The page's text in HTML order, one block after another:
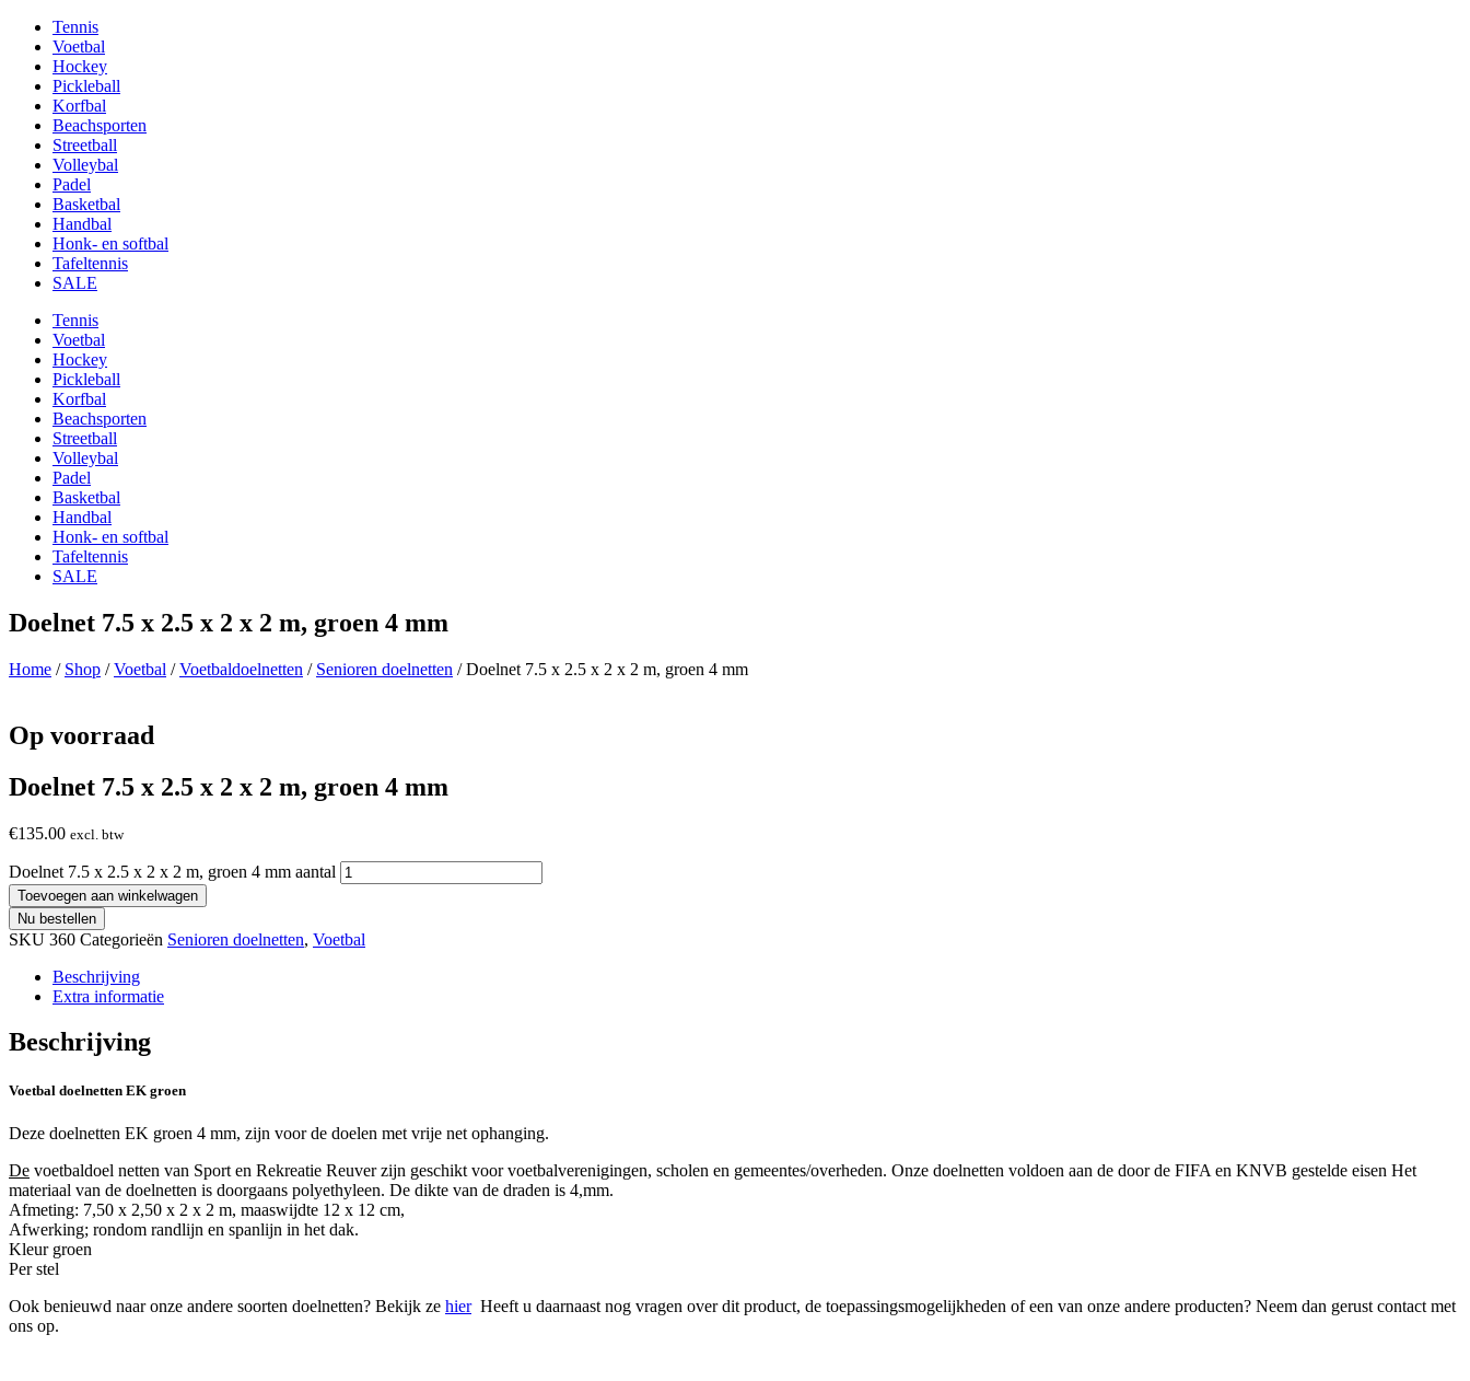
Tennis
Voetbal
Hockey
Pickleball
Korfbal
Beachsporten
Streetball
Volleybal
Padel
Basketbal
Handbal
Honk- en softbal
Tafeltennis
SALE
Tennis
Voetbal
Hockey
Pickleball
Korfbal
Beachsporten
Streetball
Volleybal
Padel
Basketbal
Handbal
Honk- en softbal
Tafeltennis
SALE
Doelnet 7.5 x 2.5 x 2 x 2 m, groen 4 mm
Home / Shop /Voetbal /Voetbaldoelnetten / Senioren doelnetten / Doelnet 7.5 x 2.5 x 2 x 2 m, groen 4 mm
Op voorraad
Doelnet 7.5 x 2.5 x 2 x 2 m, groen 4 mm
€135.00 excl. btw
Doelnet 7.5 x 2.5 x 2 x 2 m, groen 4 mm aantal
Toevoegen aan winkelwagen
Nu bestellen
SKU 360 Categorieën Senioren doelnetten, Voetbal
Beschrijving
Extra informatie
Beschrijving
Voetbal doelnetten EK groen
Deze doelnetten EK groen 4 mm, zijn voor de doelen met vrije net ophanging.
De voetbaldoel netten van Sport en Rekreatie Reuver zijn geschikt voor voetbalverenigingen, scholen en gemeentes/overheden. Onze doelnetten voldoen aan de door de FIFA en KNVB gestelde eisen Het
materiaal van de doelnetten is doorgaans polyethyleen. De dikte van de draden is 4,mm.
Afmeting: 7,50 x 2,50 x 2 x 2 m, maaswijdte 12 x 12 cm,
Afwerking; rondom randlijn en spanlijn in het dak.
Kleur groen
Per stel
Ook benieuwd naar onze andere soorten doelnetten? Bekijk ze hierHeeft u daarnaast nog vragen over dit product, de toepassingsmogelijkheden of een van onze andere producten? Neem dan gerust contact met
ons op.